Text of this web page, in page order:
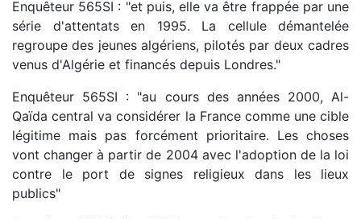
Enquêteur 565SI : "et puis, elle va être frappée par une
série d'attentats en 1995. La cellule démantelée
regroupe des jeunes algériens, pilotés par deux cadres
venus d'Algérie et financés depuis Londres."
Enquêteur 565SI : "au cours des années 2000, Al-
Qaïda central va considérer la France comme une cible
légitime mais pas forcément prioritaire. Les choses
vont changer à partir de 2004 avec l'adoption de la loi
contre le port de signes religieux dans les lieux
publics"